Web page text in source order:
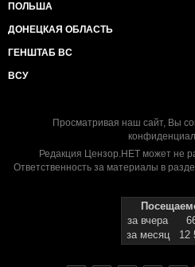
ПОЛЬША
ДОНЕЦКАЯ ОБЛАСТЬ
ГЕНШТАБ ВС
ВСУ
Просматривая наш сайт, Вы
Редакция Цензор.НЕТ может не
Ответственность за материалы в
за вчера
за месяц
12